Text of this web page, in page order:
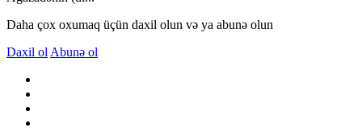
Daha çox oxumaq üçün daxil olun və ya abunə olun
Daxil ol Abunə ol